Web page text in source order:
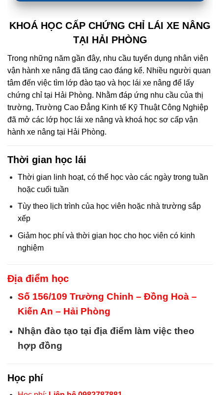
KHOÁ HỌC CẤP CHỨNG CHỈ LÁI XE NÂNG
TẠI HẢI PHÒNG
Trong những năm gần đây, nhu cầu tuyển dụng nhân viên
vận hành xe nâng đã tăng cao đáng kể. Nhiều người quan
tâm đến việc tìm lớp đào tạo và học lái xe nâng để lấy
chứng chỉ tại Hải Phòng. Nhằm đáp ứng nhu cầu của thị
trường, Trường Cao Đẳng Kinh tế Kỹ Thuật Công Nghiệp
đã mở các lớp học lái xe nâng và khoá học sơ cấp vận
hành xe nâng tại Hải Phòng.
Thời gian học lái
Thời gian linh hoạt, có thể học vào các ngày trong tuần
hoặc cuối tuần
Tùy theo lịch trình của học viên hoặc nhà trường sắp
xếp
Giảm học phí và thời gian học cho học viên có kinh
nghiệm
Địa điểm học
Số 156/109 Trường Chinh – Đồng Hoà –
Kiến An – Hải Phòng
Nhận đào tạo tại địa điểm làm việc theo
hợp đồng
Học phí